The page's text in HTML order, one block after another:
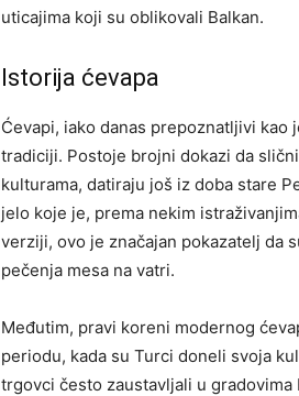
uticajima koji su oblikovali Balkan.
Istorija ćevapa
Ćevapi, iako danas prepoznatljivi
tradiciji. Postoje brojni dokazi da
kulturama, datiraju još iz doba stare
jelo koje je, prema nekim
verziji, ovo je značajan pokazatelj da
pečenja mesa na vatri.
Međutim, pravi koreni modernog
periodu, kada su Turci doneli svoja
trgovci često zaustavljali u